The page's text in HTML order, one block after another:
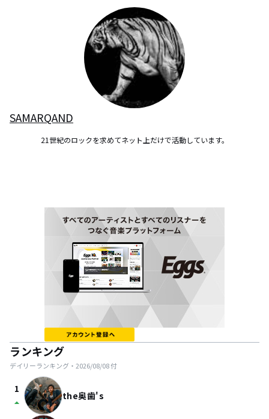
SAMARQAND
21世紀のロックを求めてネット上だけで活動しています。
ランキング
デイリーランキング・ 2026/08/08付
1
arrow_drop_up the奥歯's